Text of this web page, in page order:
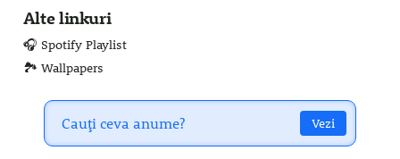
Alte linkuri
🎧 Spotify Playlist
🏞️ Wallpapers
Vezi